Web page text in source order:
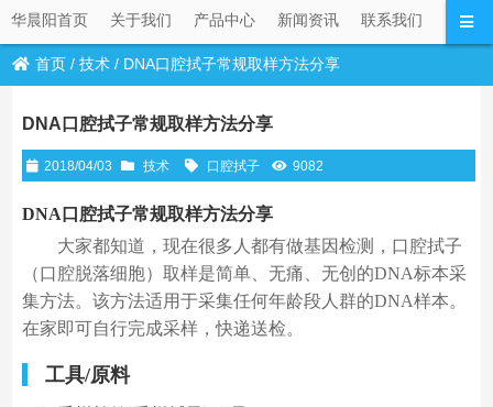
华晨阳首页 关于我们 产品中心 新闻资讯 联系我们
首页 /技术 / DNA口腔拭子常规取样方法分享
DNA口腔拭子常规取样方法分享
2018/04/03 技术 口腔拭子 9082
DNA口腔拭子常规取样方法分享
大家都知道，现在很多人都有做基因检测，口腔拭子
（口腔脱落细胞）取样是简单、无痛、无创的DNA标本采
集方法。该方法适用于采集任何年龄段人群的DNA样本。
在家即可自行完成采样，快递送检。
工具/原料